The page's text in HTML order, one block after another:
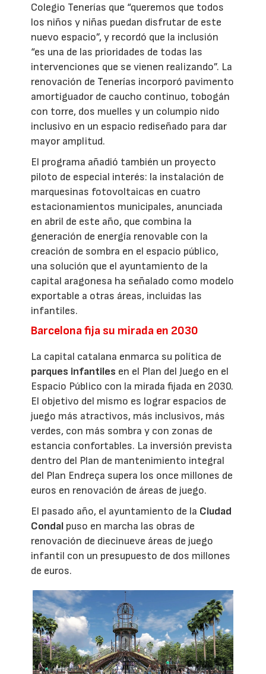
Colegio Tenerías que “queremos que todos
los niños y niñas puedan disfrutar de este
nuevo espacio”, y recordó que la inclusión
“es una de las prioridades de todas las
intervenciones que se vienen realizando”. La
renovación de Tenerías incorporó pavimento
amortiguador de caucho continuo, tobogán
con torre, dos muelles y un columpio nido
inclusivo en un espacio rediseñado para dar
mayor amplitud.
El programa añadió también un proyecto
piloto de especial interés: la instalación de
marquesinas fotovoltaicas en cuatro
estacionamientos municipales, anunciada
en abril de este año, que combina la
generación de energía renovable con la
creación de sombra en el espacio público,
una solución que el ayuntamiento de la
capital aragonesa ha señalado como modelo
exportable a otras áreas, incluidas las
infantiles.
Barcelona fija su mirada en 2030
La capital catalana enmarca su política de
parques infantiles en el Plan del Juego en el
Espacio Público con la mirada fijada en 2030.
El objetivo del mismo es lograr espacios de
juego más atractivos, más inclusivos, más
verdes, con más sombra y con zonas de
estancia confortables. La inversión prevista
dentro del Plan de mantenimiento integral
del Plan Endreça supera los once millones de
euros en renovación de áreas de juego.
El pasado año, el ayuntamiento de la Ciudad
Condal puso en marcha las obras de
renovación de diecinueve áreas de juego
infantil con un presupuesto de dos millones
de euros.